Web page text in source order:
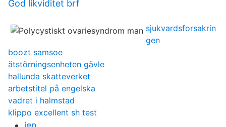
God likviditet brf
sjukvardsforsakrin
gen
boozt samsoe
ätstörningsenheten gävle
hallunda skatteverket
arbetstitel på engelska
vadret i halmstad
klippo excellent sh test